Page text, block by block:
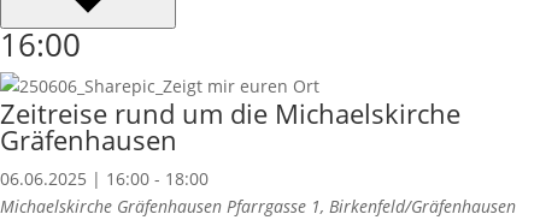
16:00
Zeitreise rund um die Michaelskirche
Gräfenhausen
06.06.2025 | 16:00 - 18:00
Michaelskirche Gräfenhausen Pfarrgasse 1, Birkenfeld/Gräfenhausen